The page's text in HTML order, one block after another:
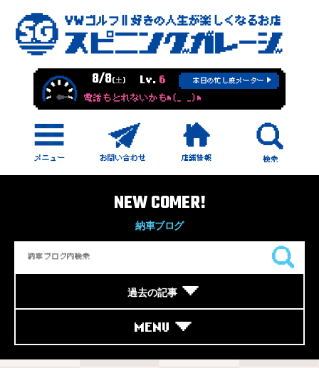
8/8(土) Lv. 6 本日の忙し度メーター
電話もとれないかもm(_ _)m
NEW COMER!
納車ブログ
過去の記事
MENU